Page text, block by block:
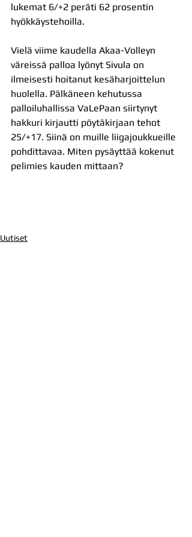
lukemat 6/+2 peräti 62 prosentin
hyökkäystehoilla.
Vielä viime kaudella Akaa-Volleyn
väreissä palloa lyönyt Sivula on
ilmeisesti hoitanut kesäharjoittelun
huolella. Pälkäneen kehutussa
palloiluhallissa VaLePaan siirtynyt
hakkuri kirjautti pöytäkirjaan tehot
25/+17. Siinä on muille liigajoukkueille
pohdittavaa. Miten pysäyttää kokenut
pelimies kauden mittaan?
Uutiset